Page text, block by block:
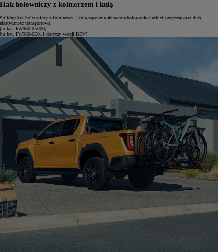
Hak holowniczy z kołnierzem i kulą
Solidny hak holowniczy z kołnierzem i kulą zapewnia skuteczne holowanie ciężkich przyczep oraz dużą
elastyczność transportową.
[nr kat. PW960-0K006]
[nr kat. PW960-0K011 dotyczy wersji BEV]